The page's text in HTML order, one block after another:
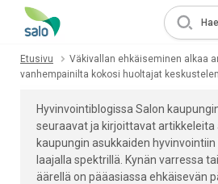
Etusivu
Väkivallan ehkäiseminen alkaa
vanhempainilta kokosi huoltajat
Hyvinvointiblogissa Salon
seuraavat ja kirjoittavat artikkeleita
kaupungin asukkaiden
laajalla spektrillä. Kynän varressa
äärellä on pääasiassa ehkäisevän